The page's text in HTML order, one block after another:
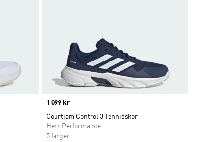
Price
1 099 kr
Courtjam Control 3 Tennisskor
Herr Performance
5 färger